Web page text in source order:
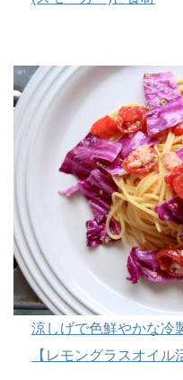
涼しげで色鮮やかな冷
【レモングラスオイル